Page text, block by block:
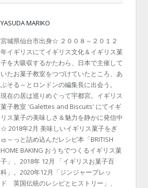
YASUDA MARIKO
宮城県仙台市出身☆ ２００８～２０１２
年イギリスにてイギリス文化＆イギリス菓
子を大吸収するかたわら、日本で主催して
いたお菓子教室をつづけていたところ、あ
ぶそる～とロンドンの編集長に出会う。
現在の居は巡りめぐって宇都宮。イギリス
菓子教室 'Galettes and Biscuits' にてイギ
リス菓子の美味しさ＆魅力を静かに発信中
☆ 2018年2月 美味しいイギリス菓子をぎ
ゅ～っと詰め込んだレシピ本「BRITISH
HOME BAKING おうちでつくるイギリス菓
子」、2018年 12月 「イギリスお菓子百
科」。2020年12月「ジンジャーブレッ
ド 英国伝統のレシピとヒストリー」、